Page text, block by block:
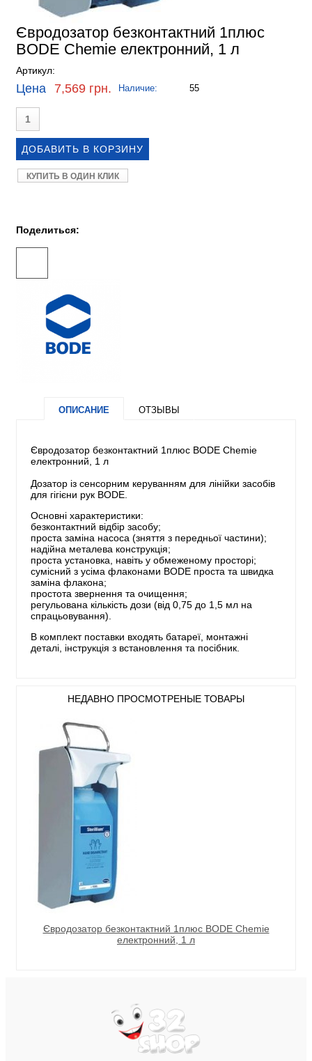
Євродозатор безконтактний 1плюс
BODE Chemie електронний, 1 л
Артикул:
Цена 7,569 грн. Наличие: 55
КУПИТЬ В ОДИН КЛИК
Поделиться:
ОПИСАНИЕ ОТЗЫВЫ
Євродозатор безконтактний 1плюс BODE Chemie
електронний, 1 л
Дозатор із сенсорним керуванням для лінійки засобів
для гігієни рук BODE.
Основні характеристики:
безконтактний відбір засобу;
проста заміна насоса (зняття з передньої частини);
надійна металева конструкція;
проста установка, навіть у обмеженому просторі;
сумісний з усіма флаконами BODE проста та швидка
заміна флакона;
простота звернення та очищення;
регульована кількість дози (від 0,75 до 1,5 мл на
спрацьовування).
В комплект поставки входять батареї, монтажні
деталі, інструкція з встановлення та посібник.
НЕДАВНО ПРОСМОТРЕНЫЕ ТОВАРЫ
Євродозатор безконтактний 1плюс BODE Chemie
електронний, 1 л